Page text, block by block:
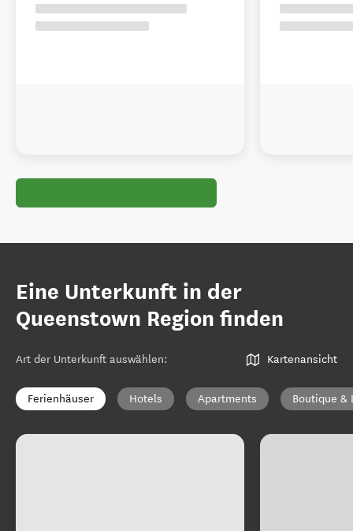
Eine Unterkunft in der
Queenstown Region finden
Art der Unterkunft auswählen: Kartenansicht
Ferienhäuser Hotels Apartments Boutique &